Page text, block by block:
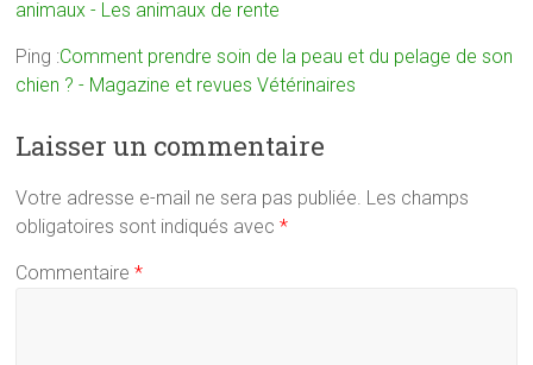
animaux - Les animaux de rente
Ping :Comment prendre soin de la peau et du pelage de son
chien ? - Magazine et revues Vétérinaires
Laisser un commentaire
Votre adresse e-mail ne sera pas publiée. Les champs
obligatoires sont indiqués avec*
Commentaire*